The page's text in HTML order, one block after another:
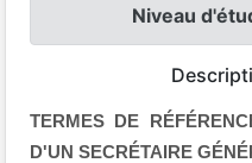
Niveau
TERMES DE
D'UN SECRÉTAIRE